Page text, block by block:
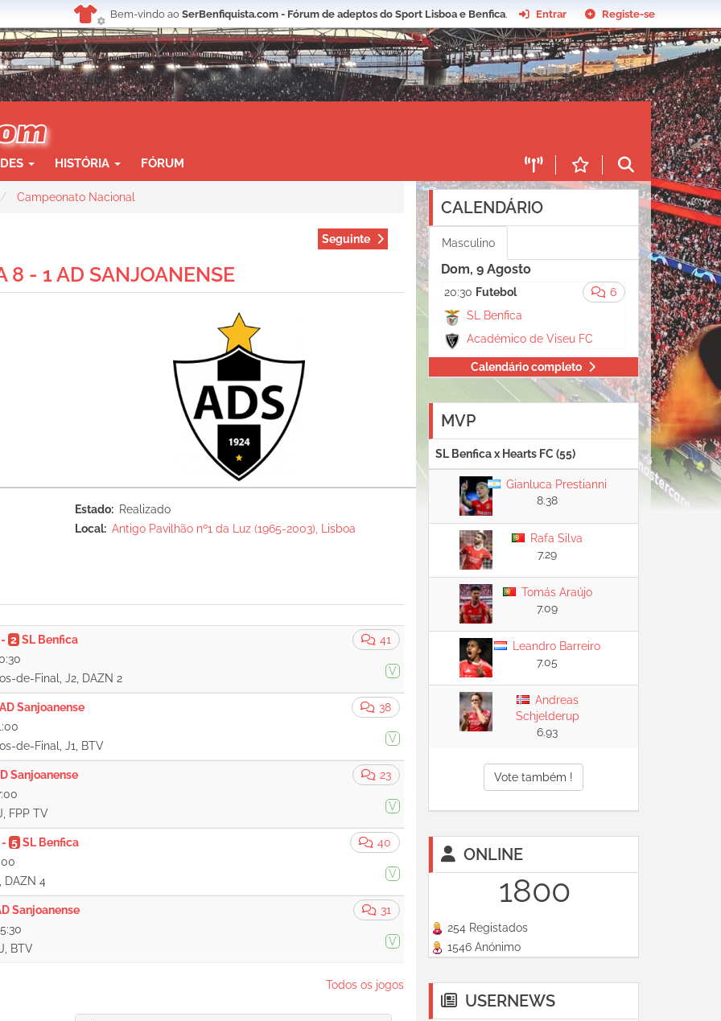
Bem-vindo ao SerBenfiquista.com - Fórum de adeptos do Sport Lisboa e Benfica. Entrar Registe-se
HISTÓRIA FÓRUM
Campeonato Nacional
Seguinte
8 - 1 AD SANJOANENSE
Estado
Realizado
Local
Antigo Pavilhão nº1 da Luz (1965-2003), Lisboa
41
V
2 SL Benfica
de-Final, J2, DAZN 2
38
V
Sanjoanense
de-Final, J1, BTV
23
V
Sanjoanense
FPP TV
40
V
5 SL Benfica
DAZN 4
31
V
Sanjoanense
BTV
Todos os jogos
CALENDÁRIO
Masculino
Dom, 9 Agosto
6
20:30 Futebol
SL Benfica
Académico de Viseu FC
Calendário completo
MVP
SL Benfica x Hearts FC (55)
Gianluca Prestianni
8.38
Rafa Silva
7.29
Tomás Araújo
7.09
Leandro Barreiro
7.05
Andreas
Schjelderup
6.93
Vote também !
ONLINE
1800
254 Registados
1546 Anónimo
USERNEWS